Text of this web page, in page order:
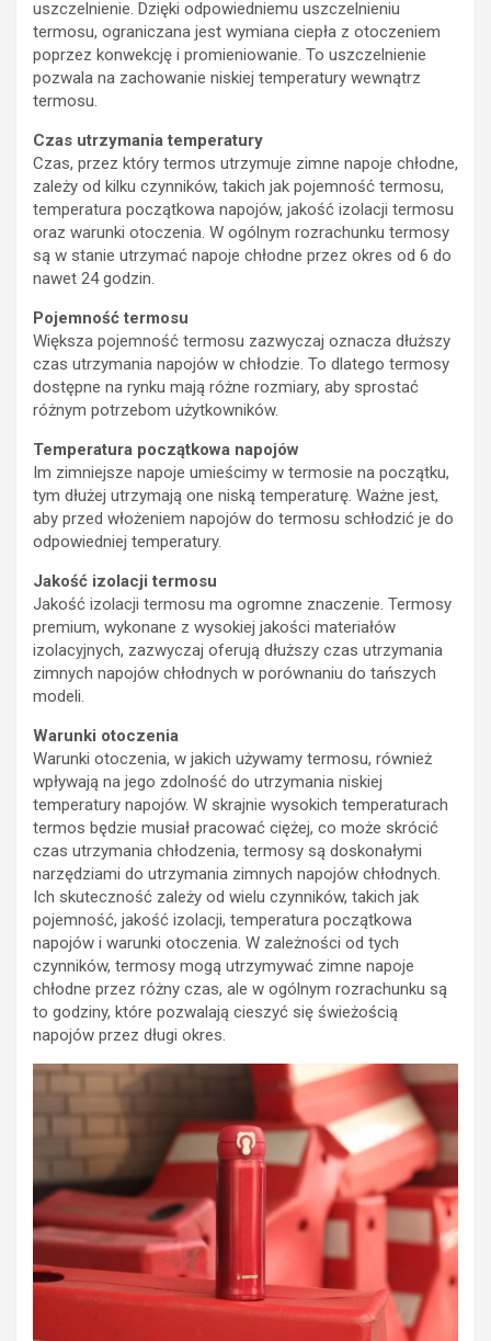
uszczelnienie. Dzięki odpowiedniemu uszczelnieniu
termosu, ograniczana jest wymiana ciepła z otoczeniem
poprzez konwekcję i promieniowanie. To uszczelnienie
pozwala na zachowanie niskiej temperatury wewnątrz
termosu.
Czas utrzymania temperatury
Czas, przez który termos utrzymuje zimne napoje chłodne,
zależy od kilku czynników, takich jak pojemność termosu,
temperatura początkowa napojów, jakość izolacji termosu
oraz warunki otoczenia. W ogólnym rozrachunku termosy
są w stanie utrzymać napoje chłodne przez okres od 6 do
nawet 24 godzin.
Pojemność termosu
Większa pojemność termosu zazwyczaj oznacza dłuższy
czas utrzymania napojów w chłodzie. To dlatego termosy
dostępne na rynku mają różne rozmiary, aby sprostać
różnym potrzebom użytkowników.
Temperatura początkowa napojów
Im zimniejsze napoje umieścimy w termosie na początku,
tym dłużej utrzymają one niską temperaturę. Ważne jest,
aby przed włożeniem napojów do termosu schłodzić je do
odpowiedniej temperatury.
Jakość izolacji termosu
Jakość izolacji termosu ma ogromne znaczenie. Termosy
premium, wykonane z wysokiej jakości materiałów
izolacyjnych, zazwyczaj oferują dłuższy czas utrzymania
zimnych napojów chłodnych w porównaniu do tańszych
modeli.
Warunki otoczenia
Warunki otoczenia, w jakich używamy termosu, również
wpływają na jego zdolność do utrzymania niskiej
temperatury napojów. W skrajnie wysokich temperaturach
termos będzie musiał pracować ciężej, co może skrócić
czas utrzymania chłodzenia, termosy są doskonałymi
narzędziami do utrzymania zimnych napojów chłodnych.
Ich skuteczność zależy od wielu czynników, takich jak
pojemność, jakość izolacji, temperatura początkowa
napojów i warunki otoczenia. W zależności od tych
czynników, termosy mogą utrzymywać zimne napoje
chłodne przez różny czas, ale w ogólnym rozrachunku są
to godziny, które pozwalają cieszyć się świeżością
napojów przez długi okres.